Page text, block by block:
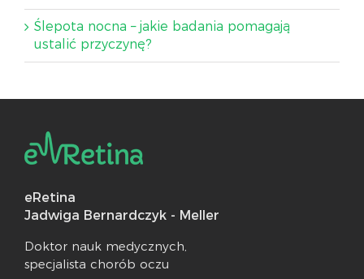
Ślepota nocna – jakie badania pomagają
ustalić przyczynę?
eRetina
Jadwiga Bernardczyk - Meller
Doktor nauk medycznych,
specjalista chorób oczu